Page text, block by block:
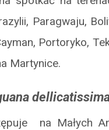
Paragwaju,
Portoryko,
Martynice.
na Małych